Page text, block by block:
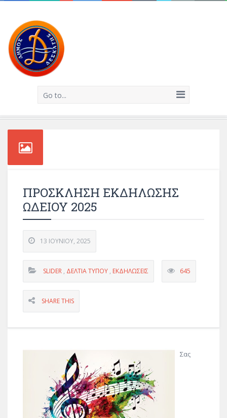
Go to...
ΠΡΟΣΚΛΗΣΗ ΕΚΔΗΛΩΣΗΣ
ΩΔΕΙΟΥ 2025
13 ΙΟΥΝΊΟΥ, 2025
SLIDER , ΔΕΛΤΊΑ ΤΎΠΟΥ , ΕΚΔΗΛΏΣΕΙΣ 645
SHARE THIS
Σας